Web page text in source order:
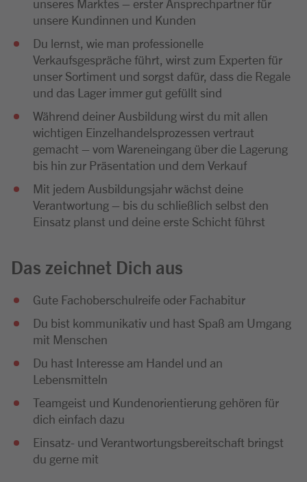
unsere Kundinnen und Kunden
Du lernst, wie man professionelle
Verkaufsgespräche führt, wirst zum Experten für
unser Sortiment und sorgst dafür, dass die Regale
und das Lager immer gut gefüllt sind
Während deiner Ausbildung wirst du mit allen
wichtigen Einzelhandelsprozessen vertraut
gemacht – vom Wareneingang über die Lagerung
bis hin zur Präsentation und dem Verkauf
Mit jedem Ausbildungsjahr wächst deine
Verantwortung – bis du schließlich selbst den
Einsatz planst und deine erste Schicht führst
Das zeichnet Dich aus
Gute Fachoberschulreife oder Fachabitur
Du bist kommunikativ und hast Spaß am Umgang
mit Menschen
Du hast Interesse am Handel und an
Lebensmitteln
Teamgeist und Kundenorientierung gehören für
dich einfach dazu
Einsatz- und Verantwortungsbereitschaft bringst
du gerne mit